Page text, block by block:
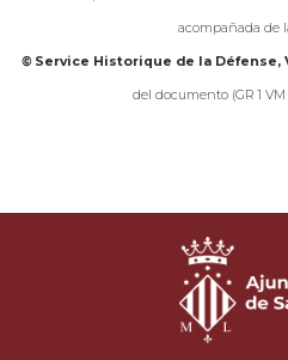
acompañada de
©Service Historique de la Défense,
del documento (GR 1 VM